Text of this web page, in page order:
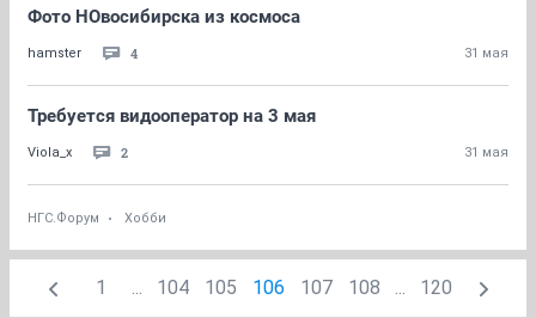
Фото НОвосибирска из космоса
hamster 4 31 мая
Требуется видооператор на 3 мая
Viola_x 2 31 мая
НГС.Форум Хобби
1 ... 104 105 106 107 108 ... 120